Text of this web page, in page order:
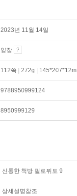
2023년 11월 14일
양장
112쪽 | 272g |
9788950999124
8950999129
신통한 책방 필로뮈토 9
상세설명참조